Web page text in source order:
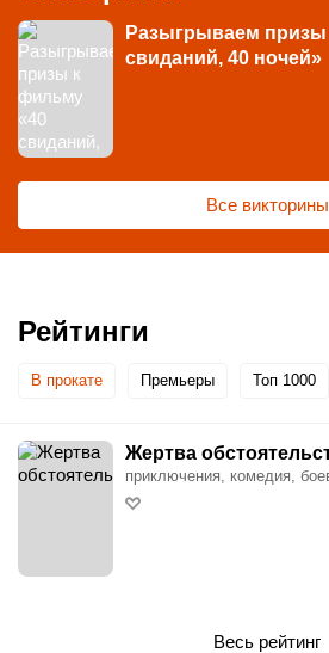
Разыгрываем
свиданий, 40 ночей»
Все викторины
Рейтинги
В прокате Премьеры Топ 1000
Жертва
приключения, комедия,
Весь рейтинг